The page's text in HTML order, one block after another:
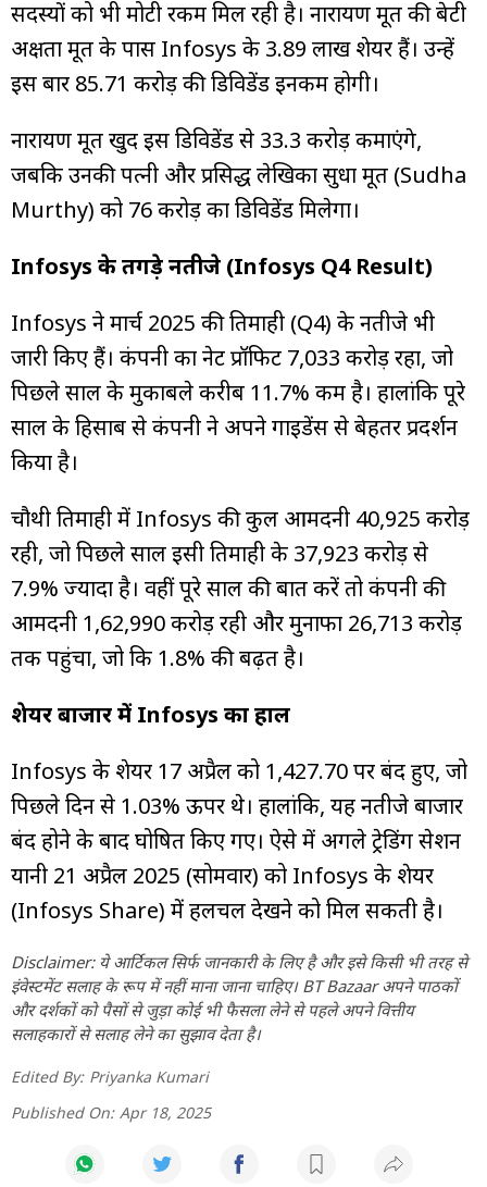
सदस्यों को भी मोटी रकम मिल रही है। नारायण मूर्ति की बेटी
अक्षता मूर्ति के पास Infosys के 3.89 लाख शेयर हैं। उन्हें
इस बार ₹85.71 करोड़ की डिविडेंड इनकम होगी।
नारायण मूर्ति खुद इस डिविडेंड से ₹33.3 करोड़ कमाएंगे,
जबकि उनकी पत्नी और प्रसिद्ध लेखिका सुधा मूर्ति (Sudha
Murthy) को ₹76 करोड़ का डिविडेंड मिलेगा।
Infosys के तगड़े नतीजे (Infosys Q4 Result)
Infosys ने मार्च 2025 की तिमाही (Q4) के नतीजे भी
जारी किए हैं। कंपनी का नेट प्रॉफिट ₹7,033 करोड़ रहा, जो
पिछले साल के मुकाबले करीब 11.7% कम है। हालांकि पूरे
साल के हिसाब से कंपनी ने अपने गाइडेंस से बेहतर प्रदर्शन
किया है।
चौथी तिमाही में Infosys की कुल आमदनी ₹40,925 करोड़
रही, जो पिछले साल इसी तिमाही के ₹37,923 करोड़ से
7.9% ज्यादा है। वहीं पूरे साल की बात करें तो कंपनी की
आमदनी ₹1,62,990 करोड़ रही और मुनाफा ₹26,713 करोड़
तक पहुंचा, जो कि 1.8% की बढ़त है।
शेयर बाजार में Infosys का हाल
Infosys के शेयर 17 अप्रैल को ₹1,427.70 पर बंद हुए, जो
पिछले दिन से 1.03% ऊपर थे। हालांकि, यह नतीजे बाजार
बंद होने के बाद घोषित किए गए। ऐसे में अगले ट्रेडिंग सेशन
यानी 21 अप्रैल 2025 (सोमवार) को Infosys के शेयर
(Infosys Share) में हलचल देखने को मिल सकती है।
Disclaimer: ये आर्टिकल सिर्फ जानकारी के लिए है और इसे किसी भी तरह से
इंवेस्टमेंट सलाह के रूप में नहीं माना जाना चाहिए। BT Bazaar अपने पाठकों
और दर्शकों को पैसों से जुड़ा कोई भी फैसला लेने से पहले अपने वित्तीय
सलाहकारों से सलाह लेने का सुझाव देता है।
Edited By: Priyanka Kumari
Published On: Apr 18, 2025